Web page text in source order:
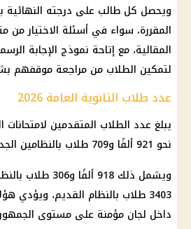
ويحصل كل طالب على درجته النهائية
المقررة، سواء في أسئلة الاختيار من
المقالية، مع إتاحة نموذج الإجابة
لتمكين الطلاب من مراجعة موقفهم
عدد طلاب الثانوية العامة 2026
يبلغ عدد الطلاب المتقدمين لامتحانات
نحو 921 ألفًا و709 طلاب بالنظامين الجديد والقديم.
ويشمل ذلك 918
3403 طلاب بالنظام القديم، ويؤدي
داخل لجان مؤمنة على مستوى